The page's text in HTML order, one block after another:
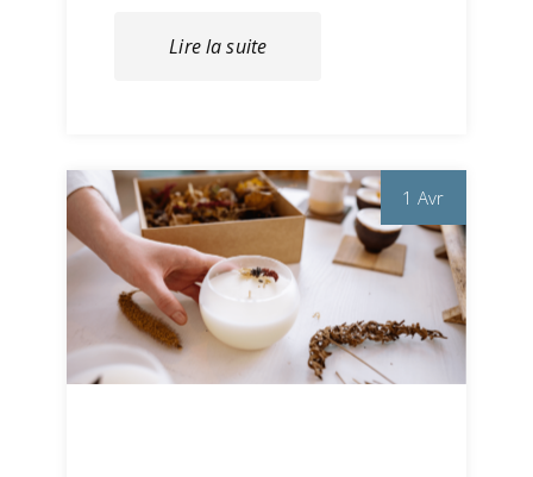
Lire la suite
1 Avr